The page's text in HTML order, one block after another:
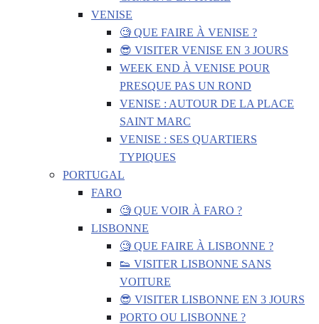
VENISE
🧐 QUE FAIRE À VENISE ?
😎 VISITER VENISE EN 3 JOURS
WEEK END À VENISE POUR
PRESQUE PAS UN ROND
VENISE : AUTOUR DE LA PLACE
SAINT MARC
VENISE : SES QUARTIERS
TYPIQUES
PORTUGAL
FARO
🧐 QUE VOIR À FARO ?
LISBONNE
🧐 QUE FAIRE À LISBONNE ?
👟 VISITER LISBONNE SANS
VOITURE
😎 VISITER LISBONNE EN 3 JOURS
PORTO OU LISBONNE ?